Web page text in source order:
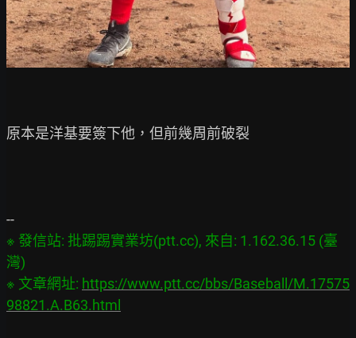
原本是洋基要簽下他，但前幾周前破裂
※ 發信站: 批踢踢實業坊(ptt.cc), 來自: 1.162.36.15 (臺
灣)
※ 文章網址: https://www.ptt.cc/bbs/Baseball/M.17575
98821.A.B63.html